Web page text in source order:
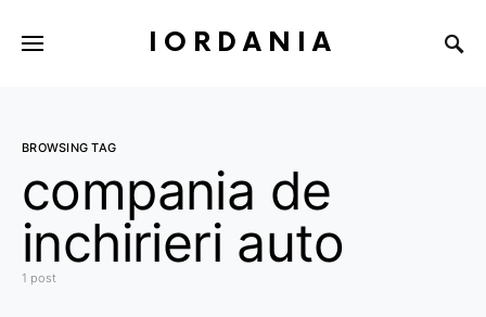
IORDANIA
BROWSING TAG
compania de
inchirieri auto
1 post